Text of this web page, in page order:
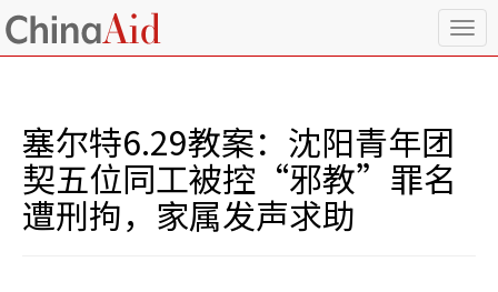
T
o
塞尔特6.29教案：沈阳青年团
契五位同工被控“邪教”罪名
遭刑拘，家属发声求助